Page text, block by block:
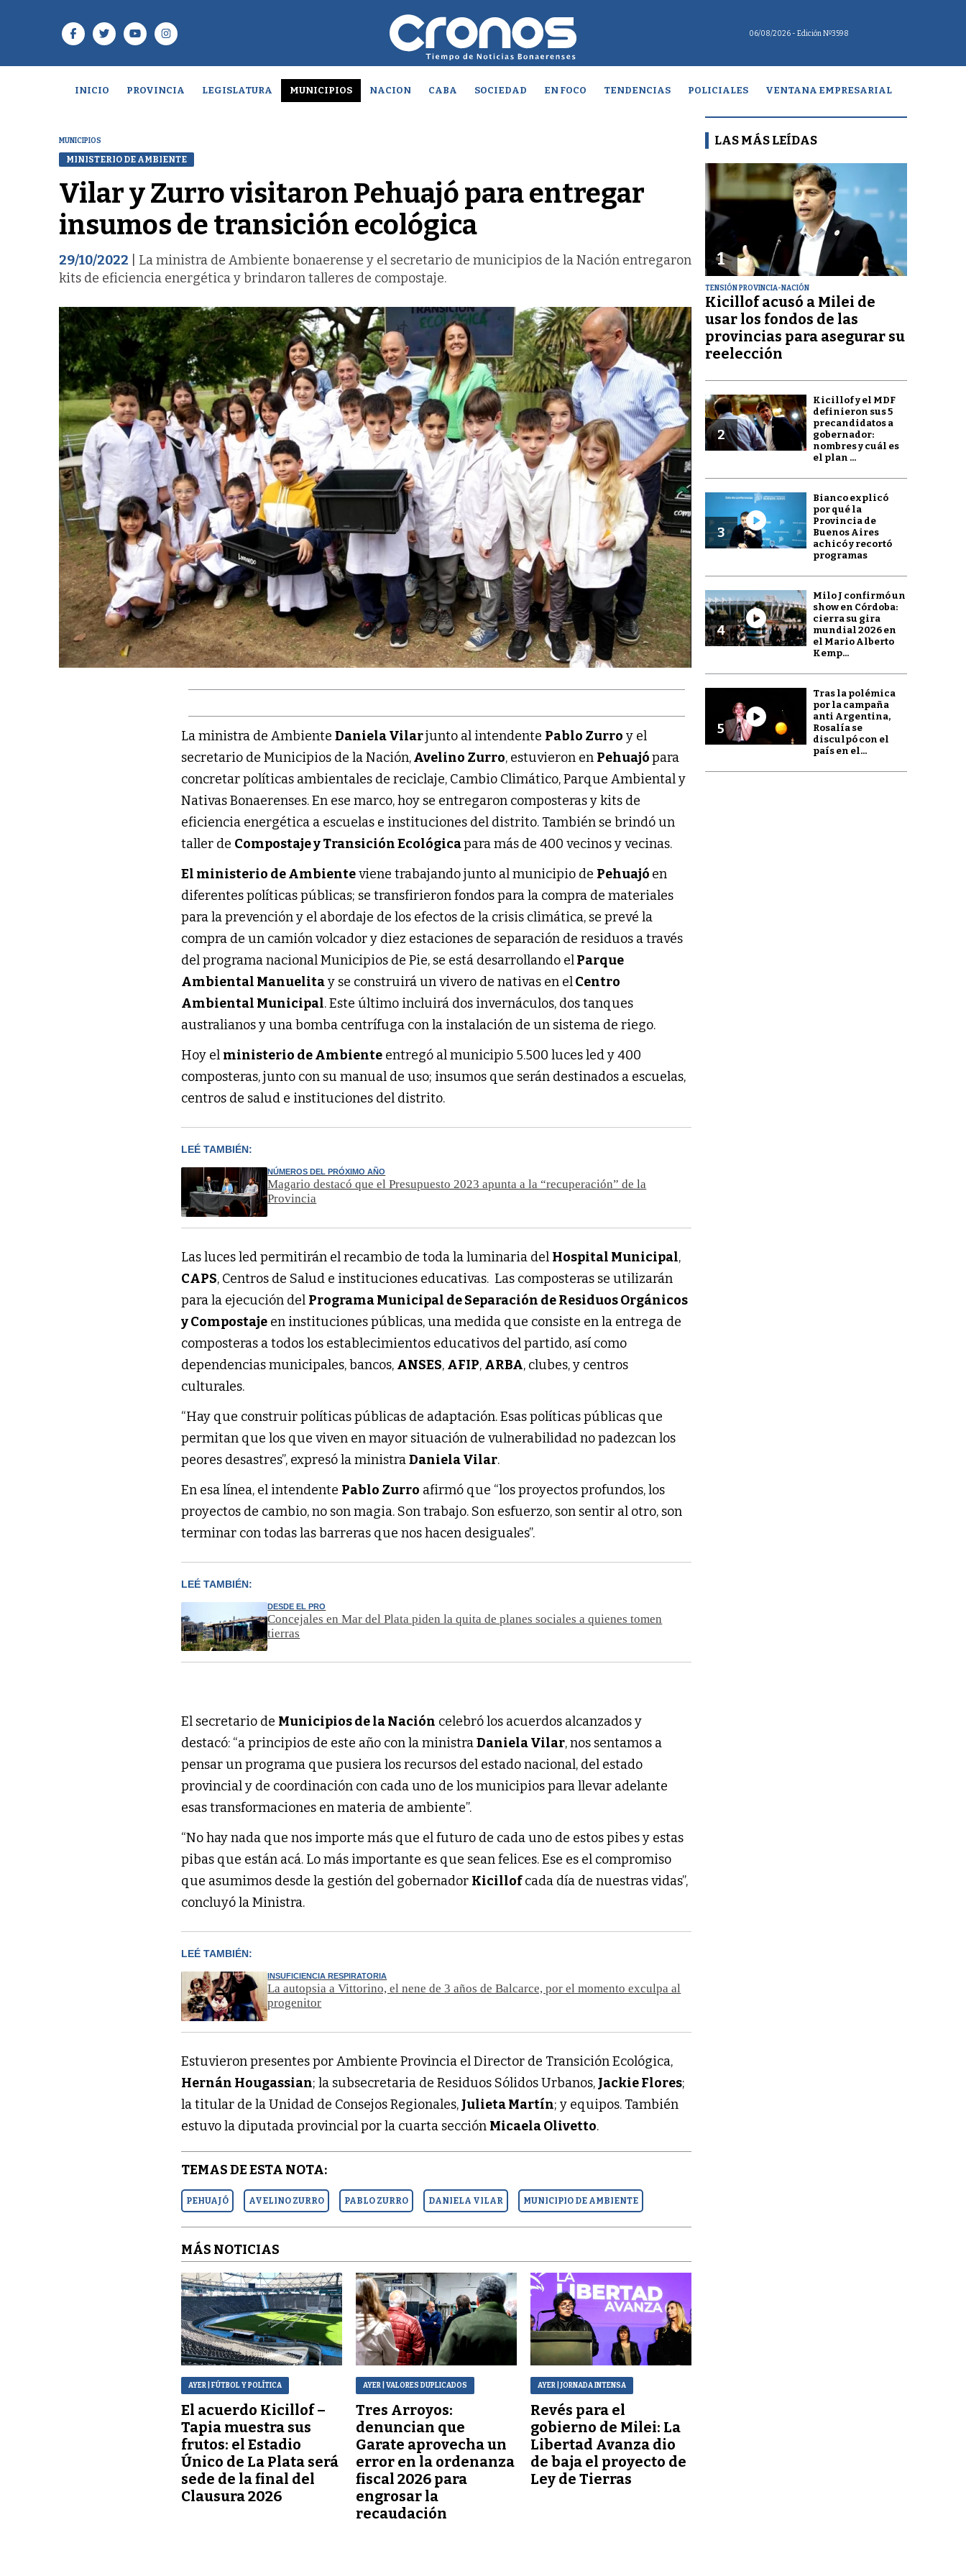
06/08/2026 - Edición Nº3598
INICIO PROVINCIA LEGISLATURA MUNICIPIOS NACION CABA SOCIEDAD EN FOCO TENDENCIAS POLICIALES VENTANA EMPRESARIAL
MUNICIPIOS
MINISTERIO DE AMBIENTE
Vilar y Zurro visitaron Pehuajó para entregar
insumos de transición ecológica
29/10/2022 | La ministra de Ambiente bonaerense y el secretario de municipios de la Nación entregaron
kits de eficiencia energética y brindaron talleres de compostaje.
La ministra de AmbienteDaniela Vilarjunto al intendente Pablo Zurro y el
secretario de Municipios de la Nación,Avelino Zurro, estuvieron en Pehuajópara
concretar políticas ambientales de reciclaje, Cambio Climático, Parque Ambiental y
Nativas Bonaerenses. En ese marco, hoy se entregaron composteras y kits de
eficiencia energética a escuelas e instituciones del distrito. También se brindó un
taller de Compostaje y Transición Ecológicapara más de 400 vecinos y vecinas.
El ministerio de Ambienteviene trabajando junto al municipio de Pehuajó en
diferentes políticas públicas; se transfirieron fondos para la compra de materiales
para la prevención y el abordaje de los efectos de la crisis climática, se prevé la
compra de un camión volcador y diez estaciones de separación de residuos a través
del programa nacional Municipios de Pie, se está desarrollando elParque
Ambiental Manuelitay se construirá un vivero de nativas en elCentro
Ambiental Municipal. Este último incluirá dos invernáculos, dos tanques
australianos y una bomba centrífuga con la instalación de un sistema de riego.
Hoy el ministerio de Ambiente entregó al municipio 5.500 luces led y 400
composteras, junto con su manual de uso; insumos que serán destinados a escuelas,
centros de salud e instituciones del distrito.
LEÉ TAMBIÉN:
NÚMEROS DEL PRÓXIMO AÑO
Magario destacó que el Presupuesto 2023 apunta a la “recuperación” de la
Provincia
Las luces led permitirán el recambio de toda la luminaria del Hospital Municipal,
CAPS, Centros de Salud e instituciones educativas. Las composteras se utilizarán
para la ejecución del Programa Municipal de Separación de Residuos Orgánicos
y Compostaje en instituciones públicas, una medida que consiste en la entrega de
composteras a todos los establecimientos educativos del partido, así como
dependencias municipales, bancos, ANSES, AFIP, ARBA, clubes, y centros
culturales.
“Hay que construir políticas públicas de adaptación. Esas políticas públicas que
permitan que los que viven en mayor situación de vulnerabilidad no padezcan los
peores desastres”, expresó la ministraDaniela Vilar.
En esa línea, el intendente Pablo Zurro afirmó que “los proyectos profundos, los
proyectos de cambio, no son magia. Son trabajo. Son esfuerzo, son sentir al otro, son
terminar con todas las barreras que nos hacen desiguales”.
LEÉ TAMBIÉN:
DESDE EL PRO
Concejales en Mar del Plata piden la quita de planes sociales a quienes tomen
tierras
El secretario de Municipios de la Nación celebró los acuerdos alcanzados y
destacó: “a principios de este año con la ministraDaniela Vilar, nos sentamos a
pensar un programa que pusiera los recursos del estado nacional, del estado
provincial y de coordinación con cada uno de los municipios para llevar adelante
esas transformaciones en materia de ambiente”.
“No hay nada que nos importe más que el futuro de cada uno de estos pibes y estas
pibas que están acá. Lo más importante es que sean felices. Ese es el compromiso
que asumimos desde la gestión del gobernador Kicillofcada día de nuestras vidas”,
concluyó la Ministra.
LEÉ TAMBIÉN:
INSUFICIENCIA RESPIRATORIA
La autopsia a Vittorino, el nene de 3 años de Balcarce, por el momento exculpa al
progenitor
Estuvieron presentes por Ambiente Provincia el Director de Transición Ecológica,
Hernán Hougassian; la subsecretaria de Residuos Sólidos Urbanos, Jackie Flores;
la titular de la Unidad de Consejos Regionales, Julieta Martín; y equipos. También
estuvo la diputada provincial por la cuarta sección Micaela Olivetto.
TEMAS DE ESTA NOTA:
PEHUAJÓ AVELINO ZURRO PABLO ZURRO DANIELA VILAR MUNICIPIO DE AMBIENTE
MÁS NOTICIAS
AYER | FÚTBOL Y POLÍTICA
El acuerdo Kicillof –
Tapia muestra sus
frutos: el Estadio
Único de La Plata será
sede de la final del
Clausura 2026
AYER | VALORES DUPLICADOS
Tres Arroyos:
denuncian que
Garate aprovecha un
error en la ordenanza
fiscal 2026 para
engrosar la
recaudación
AYER | JORNADA INTENSA
Revés para el
gobierno de Milei: La
Libertad Avanza dio
de baja el proyecto de
Ley de Tierras
LAS MÁS LEÍDAS
1
TENSIÓN PROVINCIA-NACIÓN
Kicillof acusó a Milei de
usar los fondos de las
provincias para asegurar su
reelección
2
Kicillof y el MDF
definieron sus 5
precandidatos a
gobernador:
nombres y cuál es
el plan ...
3
Bianco explicó
por qué la
Provincia de
Buenos Aires
achicó y recortó
programas
4
Milo J confirmó un
show en Córdoba:
cierra su gira
mundial 2026 en
el Mario Alberto
Kemp...
5
Tras la polémica
por la campaña
anti Argentina,
Rosalía se
disculpó con el
país en el...